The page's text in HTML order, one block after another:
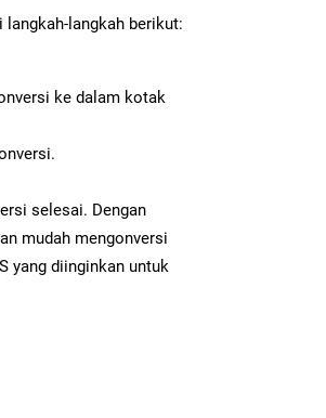
langkah berikut:
ke dalam kotak
selesai. Dengan
mudah mengonversi
yang diinginkan untuk